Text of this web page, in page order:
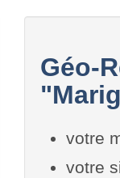
Géo-
votre
votre